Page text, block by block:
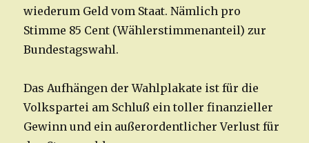
wiederum Geld vom Staat. Nämlich pro
Stimme 85 Cent (Wählerstimmenanteil) zur
Bundestagswahl.
Das Aufhängen der Wahlplakate ist für die
Volkspartei am Schluß ein toller finanzieller
Gewinn und ein außerordentlicher Verlust für